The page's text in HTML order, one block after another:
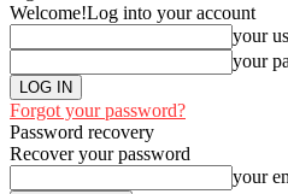
Welcome!Log into your account
your
your
Forgot your password?
Password recovery
Recover your password
your